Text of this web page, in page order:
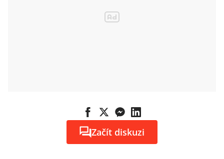
Začít diskuzi